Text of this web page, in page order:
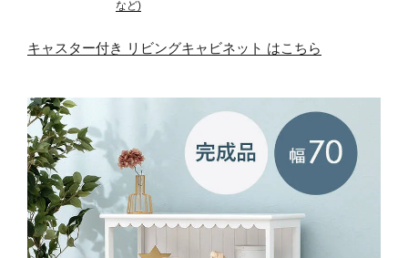
など)
キャスター付き リビングキャビネット はこちら